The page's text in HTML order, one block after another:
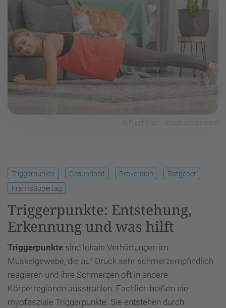
Triggerpunkte Gesundheit Prävention
Ratgeber
FranksSupertag
Triggerpunkte: Entstehung,
Erkennung und was hilft
Triggerpunkte sind lokale Verhärtungen im
Muskelgewebe, die auf Druck sehr schmerzempfindlich
reagieren und ihre Schmerzen oft in andere
Körperregionen ausstrahlen. Fachlich heißen sie
myofasziale Triggerpunkte. Sie entstehen durch